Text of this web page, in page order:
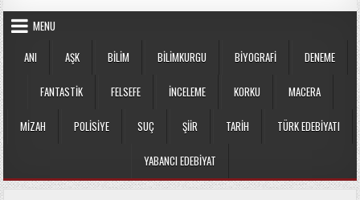
MENU
ANI
AŞK BILIM BILIMKURGU BIYOGRAFI DENEME
FANTASTIK FELSEFE İNCELEME KORKU MACERA
MIZAH POLISIYE SUÇ ŞIIR TARIH TÜRK EDEBIYATI
YABANCI EDEBIYAT